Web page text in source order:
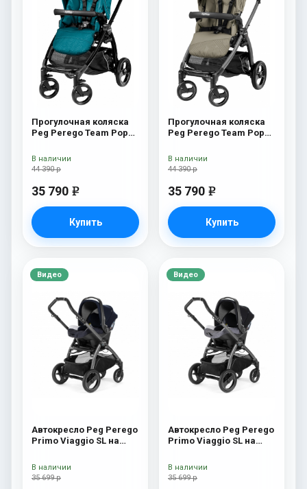
Прогулочная коляска
Peg Perego Team Pop
44 390 р
35 790 e
Купить
В наличии
Прогулочная коляска
Peg Perego Team Pop
44 390 р
35 790 e
Купить
В наличии
Видео
Автокресло Peg Perego
Primo Viaggio SL на
White/Black) Luna
35 699 р
В наличии
Видео
Автокресло Peg Perego
Primo Viaggio SL на
White/Black) Ascot
35 699 р
В наличии